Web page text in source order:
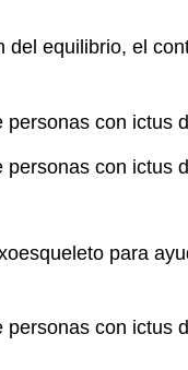
equilibrio, el
para